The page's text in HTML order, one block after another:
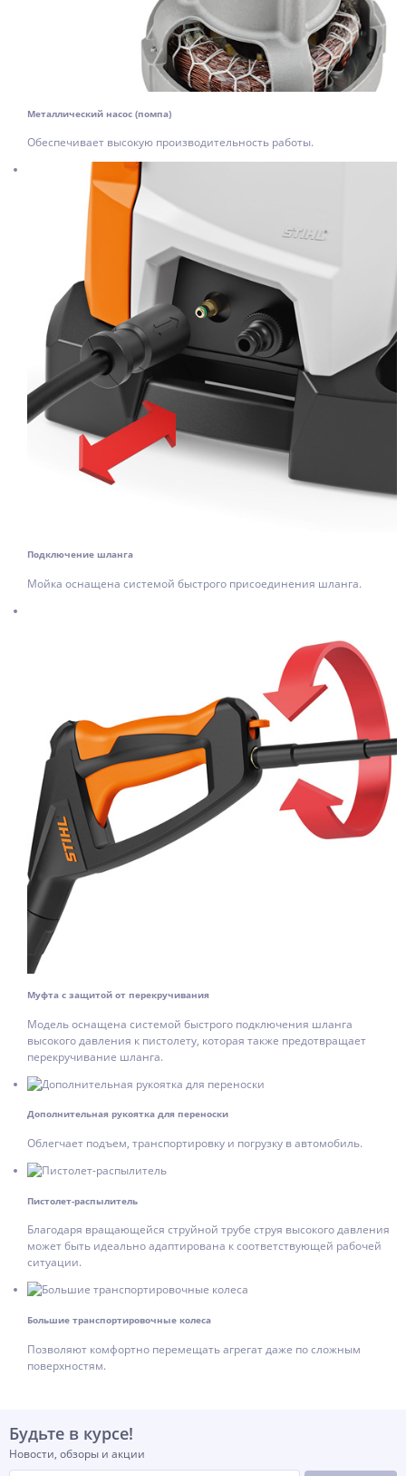
Металлический насос (помпа)
Обеспечивает высокую производительность работы.
Подключение шланга
Мойка оснащена системой быстрого присоединения шланга.
Муфта с защитой от перекручивания
Модель оснащена системой быстрого подключения шланга
высокого давления к пистолету, которая также предотвращает
перекручивание шланга.
Дополнительная рукоятка для переноски
Облегчает подъем, транспортировку и погрузку в автомобиль.
Пистолет-распылитель
Благодаря вращающейся струйной трубе струя высокого давления
может быть идеально адаптирована к соответствующей рабочей
ситуации.
Большие транспортировочные колеса
Позволяют комфортно перемещать агрегат даже по сложным
поверхностям.
Будьте в курсе!
Новости, обзоры и акции